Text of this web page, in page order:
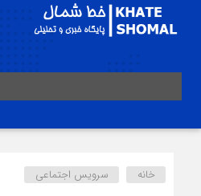
خانه سرویس اجتماعی